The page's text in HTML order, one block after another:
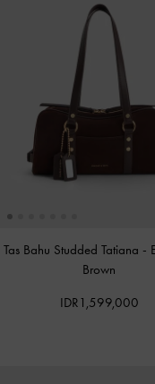
adalah
menambahkan
Tas Bahu Studded Tatiana -
Brown
IDR1,599,000